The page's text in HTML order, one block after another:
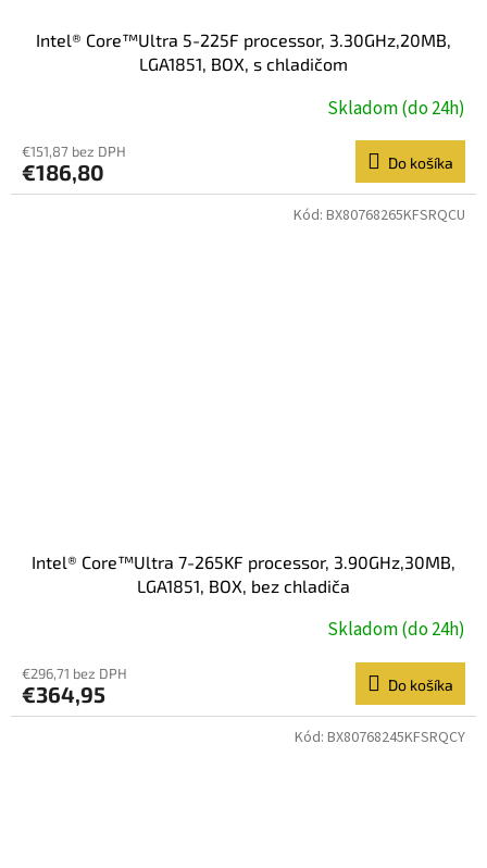
Intel® Core™Ultra 5-225F processor, 3.30GHz,20MB,
LGA1851, BOX, s chladičom
Skladom (do 24h)
€151,87 bez DPH
€186,80 Do košíka
Intel® Core™Ultra 7-265KF processor, 3.90GHz,30MB,
LGA1851, BOX, bez chladiča
Skladom (do 24h)
€296,71 bez DPH
€364,95 Do košíka
Kód: BX80768265KFSRQCU
Kód: BX80768245KFSRQCY